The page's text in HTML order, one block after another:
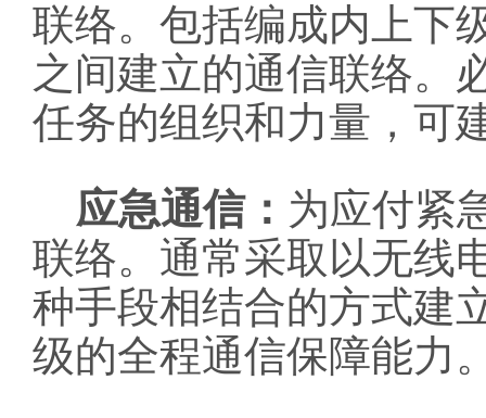
联络。包括编成内上下
之间建立的通信联络。
任务的组织和力量，可
应急通信： 为应付紧
联络。通常采取以无线
种手段相结合的方式建
级的全程通信保障能力